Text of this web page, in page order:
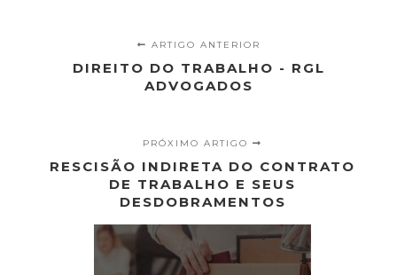
ARTIGO ANTERIOR
DIREITO DO TRABALHO - RGL
ADVOGADOS
PRÓXIMO ARTIGO
RESCISÃO INDIRETA DO CONTRATO
DE TRABALHO E SEUS
DESDOBRAMENTOS